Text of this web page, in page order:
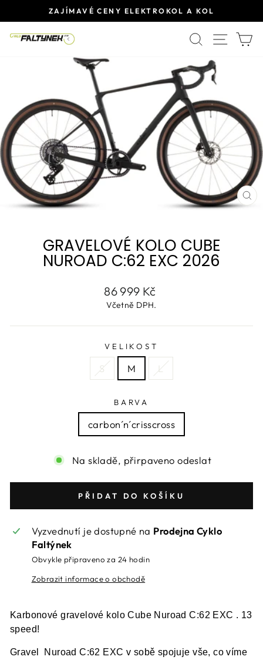
na
obsah
Pause
ZAJÍMAVÉ CENY ELEKTROKOL A KOL
HLEDAT
SITE
GRAVELOVÉ KOLO CUBE
NUROAD C:62 EXC 2026
Běžná
cena
86 999 Kč
Včetně DPH.
VELIKOST
S M L
BARVA
carbon´n´crisscross
Na skladě, přirpaveno odeslat
PŘIDAT DO KOŠÍKU
Vyzvednutí je dostupné na Prodejna Cyklo
Faltýnek
Obvykle připraveno za 24 hodin
Zobrazit informace o obchodě
Karbonové gravelové kolo Cube Nuroad C:62 EXC . 13
speed!
Gravel Nuroad C:62 EXC v sobě spojuje vše, co víme